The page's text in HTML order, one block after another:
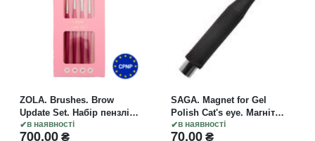
в наявності
ZOLA. Brushes. Brow
Update Set. Набір пензлів
для брів, 5 шт
700.00₴
в наявності
SAGA. Magnet for Gel
Polish Cat's eye. Магніт
КУЛЯ для "котячого ока"
70.00₴